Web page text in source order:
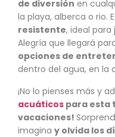
de diversión en
la playa, alberca o rio.
resistente, ideal para
Alegría que llegará
opciones de
dentro del agua, en la
¡No lo pienses más y
acuáticos para esta
vacaciones!
imagina y olvida los